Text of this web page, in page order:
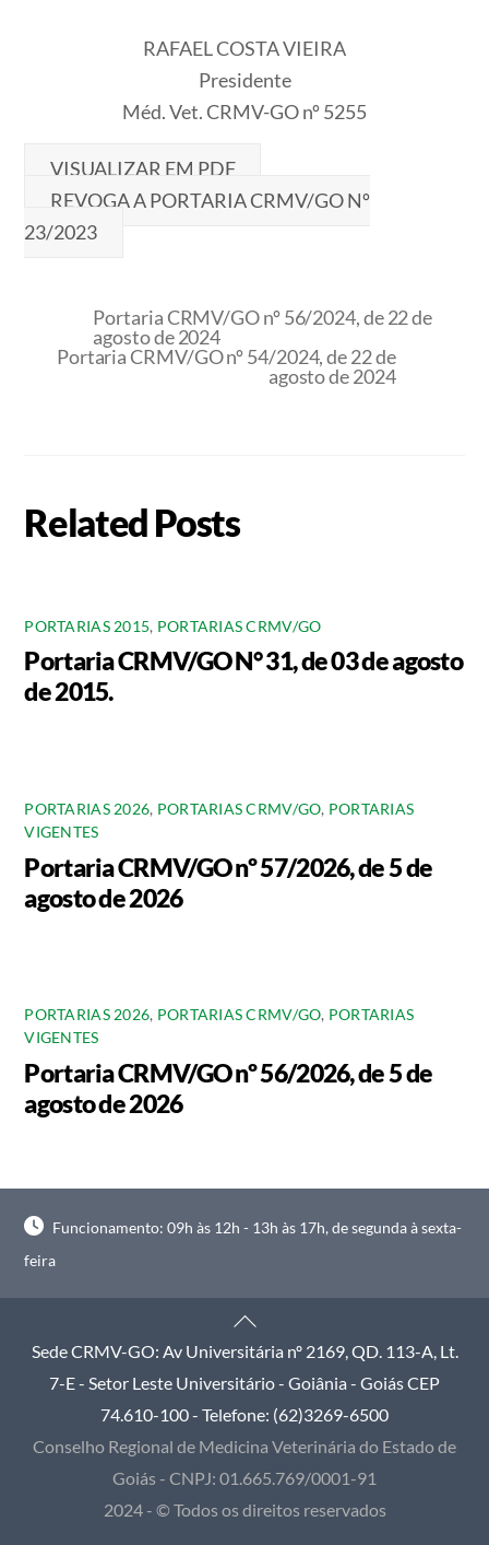
RAFAEL COSTA VIEIRA
Presidente
Méd. Vet. CRMV-GO nº 5255
VISUALIZAR EM PDF
REVOGA A PORTARIA CRMV/GO Nº
23/2023
Portaria CRMV/GO nº 56/2024, de 22 de
agosto de 2024
Portaria CRMV/GO nº 54/2024, de 22 de
agosto de 2024
Related Posts
PORTARIAS 2015, PORTARIAS CRMV/GO
Portaria CRMV/GO N° 31, de 03 de agosto
de 2015.
PORTARIAS 2026, PORTARIAS CRMV/GO, PORTARIAS
VIGENTES
Portaria CRMV/GO nº 57/2026, de 5 de
agosto de 2026
PORTARIAS 2026, PORTARIAS CRMV/GO, PORTARIAS
VIGENTES
Portaria CRMV/GO nº 56/2026, de 5 de
agosto de 2026
Funcionamento: 09h às 12h - 13h às 17h, de segunda à sexta-
feira
Back
To
Top
Sede CRMV-GO: Av Universitária nº 2169, QD. 113-A, Lt.
7-E - Setor Leste Universitário - Goiânia - Goiás CEP
74.610-100 - Telefone: (62)3269-6500
Conselho Regional de Medicina Veterinária do Estado de
Goiás - CNPJ: 01.665.769/0001-91
2024 - © Todos os direitos reservados